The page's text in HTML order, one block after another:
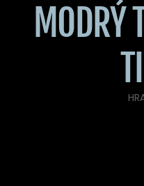
MODRÝ